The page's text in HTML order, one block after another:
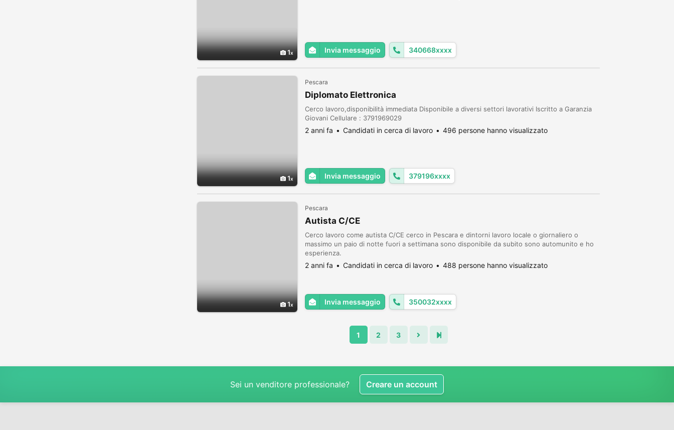
1 Invia messaggio 340668xxxx
1
Pescara
Diplomato Elettronica
Cerco lavoro,disponibilità immediata Disponibile a diversi settori lavorativi Iscritto a Garanzia
Giovani Cellulare : 3791969029
2 anni fa Candidati in cerca di lavoro 496 persone hanno visualizzato
Invia messaggio 379196xxxx
1
Pescara
Autista C/CE
Cerco lavoro come autista C/CE cerco in Pescara e dintorni lavoro locale o giornaliero o
massimo un paio di notte fuori a settimana sono disponibile da subito sono automunito e ho
esperienza.
2 anni fa Candidati in cerca di lavoro 488 persone hanno visualizzato
Invia messaggio 350032xxxx
1 2 3
Sei un venditore professionale? Creare un account